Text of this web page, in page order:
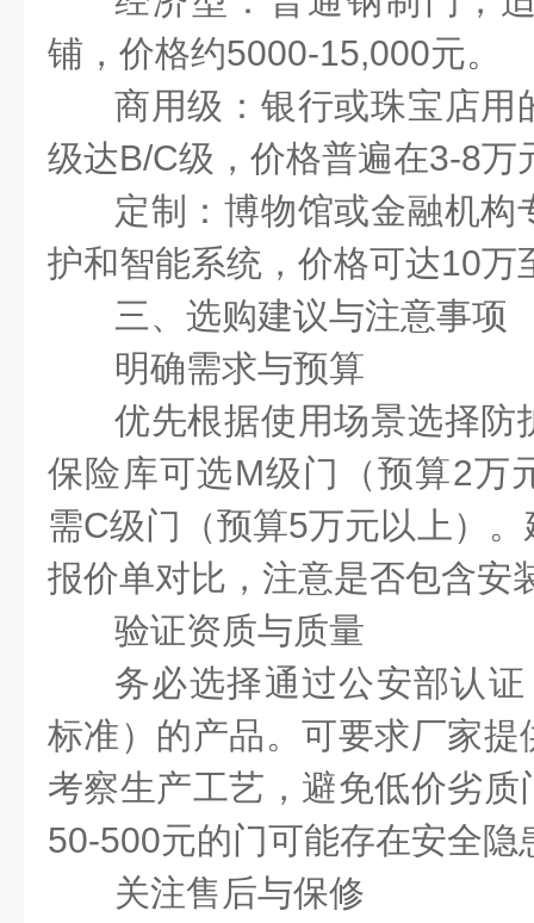
铺，价格约5000-15,000元。
商用级：银行或珠宝店用
级达B/C级，价格普遍在3-8万
定制：博物馆或金融机构
护和智能系统，价格可达10万
三、选购建议与注意事项
明确需求与预算
优先根据使用场景选择防
保险库可选M级门（预算2万
需C级门（预算5万元以上）
报价单对比，注意是否包含安
验证资质与质量
务必选择通过公安部认
标准）的产品。可要求厂家
考察生产工艺，避免低价劣
50-500元的门可能存在安全隐
关注售后与保修